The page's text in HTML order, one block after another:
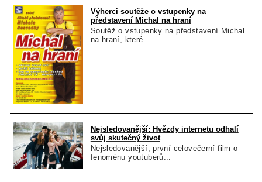
Výherci soutěže o vstupenky na
představení Michal na hraní
Soutěž o vstupenky na představení Michal
na hraní, které...
Nejsledovanější: Hvězdy internetu odhalí
svůj skutečný život
Nejsledovanější, první celovečerní film o
fenoménu youtuberů...